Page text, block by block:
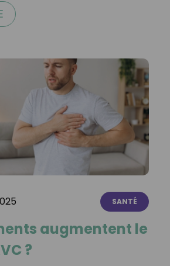
SANTÉ
augmentent le
?